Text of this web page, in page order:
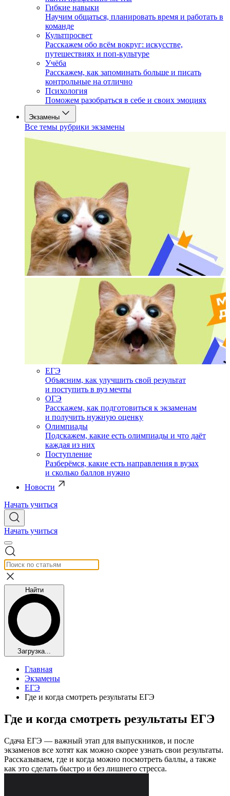
Гибкие навыки
Научим общаться, планировать время и работать в
команде
Культпросвет
Расскажем обо всём вокруг: искусстве,
путешествиях и поп-культуре
Учёба
Расскажем, как запоминать больше и писать
контрольные на отлично
Психология
Поможем разобраться в себе и своих эмоциях
Экзамены
Все темы рубрики экзамены
ЕГЭ
Объясним, как улучшить свой результат
и поступить в вуз мечты
ОГЭ
Расскажем, как подготовиться к экзаменам
и получить нужную оценку
Олимпиады
Подскажем, какие есть олимпиады и что даёт
каждая из них
Поступление
Разберёмся, какие есть направления в вузах
и сколько баллов нужно
Новости
Начать учиться
Начать учиться
Найти
Загрузка...
Главная
Экзамены
ЕГЭ
Где и когда смотреть результаты ЕГЭ
Где и когда смотреть результаты ЕГЭ
Сдача ЕГЭ — важный этап для выпускников, и после
экзаменов все хотят как можно скорее узнать свои результаты.
Рассказываем, где и когда можно посмотреть баллы, а также
как это сделать быстро и без лишнего стресса.